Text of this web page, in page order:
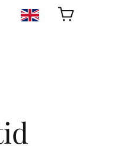
YUKIKO OCH PATRIK MÖTER